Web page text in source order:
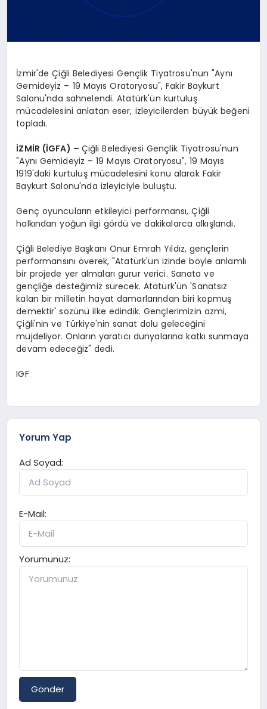
İzmir'de Çiğli Belediyesi Gençlik Tiyatrosu'nun "Aynı
Gemideyiz – 19 Mayıs Oratoryosu", Fakir Baykurt
Salonu'nda sahnelendi. Atatürk'ün kurtuluş
mücadelesini anlatan eser, izleyicilerden büyük beğeni
topladı.
İZMİR (İGFA) – Çiğli Belediyesi Gençlik Tiyatrosu'nun
"Aynı Gemideyiz – 19 Mayıs Oratoryosu", 19 Mayıs
1919'daki kurtuluş mücadelesini konu alarak Fakir
Baykurt Salonu'nda izleyiciyle buluştu.
Genç oyuncuların etkileyici performansı, Çiğli
halkından yoğun ilgi gördü ve dakikalarca alkışlandı.
Çiğli Belediye Başkanı Onur Emrah Yıldız, gençlerin
performansını överek, "Atatürk'ün izinde böyle anlamlı
bir projede yer almaları gurur verici. Sanata ve
gençliğe desteğimiz sürecek. Atatürk'ün 'Sanatsız
kalan bir milletin hayat damarlarından biri kopmuş
demektir' sözünü ilke edindik. Gençlerimizin azmi,
Çiğli'nin ve Türkiye'nin sanat dolu geleceğini
müjdeliyor. Onların yaratıcı dünyalarına katkı sunmaya
devam edeceğiz" dedi.
IGF
Yorum Yap
Ad Soyad:
E-Mail:
Yorumunuz:
Gönder